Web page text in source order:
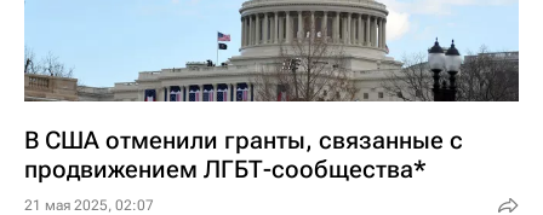
В США отменили гранты, связанные с
продвижением ЛГБТ-сообщества*
21 мая 2025, 02:07